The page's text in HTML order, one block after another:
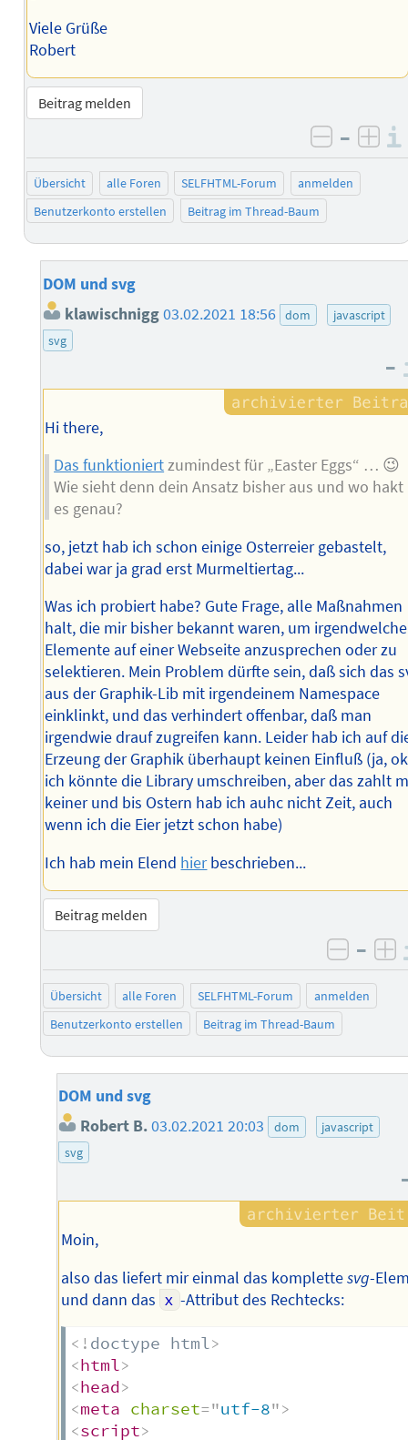
Viele Grüße
Robert
Beitrag melden
negativ
–
Übersicht alle Foren SELFHTML-Forum
anmelden
Benutzerkonto erstellen
Beitrag im Thread-Baum
DOM und svg
klawischnigg03.02.2021 18:56 dom
javascript
svg
–
Hi there,
Das funktioniertzumindest für „Easter Eggs“ … 😉
Wie sieht denn dein Ansatz bisher aus und wo hakt
es genau?
so, jetzt hab ich schon einige Osterreier gebastelt,
dabei war ja grad erst Murmeltiertag...
Was ich probiert habe? Gute Frage, alle Maßnahmen
halt, die mir bisher bekannt waren, um irgendwelche
Elemente auf einer Webseite anzusprechen oder zu
selektieren. Mein Problem dürfte sein, daß sich das
aus der Graphik-Lib mit irgendeinem Namespace
einklinkt, und das verhindert offenbar, daß man
irgendwie drauf zugreifen kann. Leider hab ich auf
Erzeung der Graphik überhaupt keinen Einfluß (ja,
ich könnte die Library umschreiben, aber das zahlt
keiner und bis Ostern hab ich auhc nicht Zeit, auch
wenn ich die Eier jetzt schon habe)
Ich hab mein Elend hierbeschrieben...
Beitrag melden
–
Übersicht alle Foren SELFHTML-Forum
anmelden
Benutzerkonto erstellen
Beitrag im Thread-Baum
DOM und svg
Robert B.03.02.2021 20:03 dom
javascript
svg
Moin,
also das liefert mir einmal das komplettesvg-
und dann das x -Attribut des Rechtecks:
<! doctype html>
<html>
<head>
<meta charset="utf-8">
<script>